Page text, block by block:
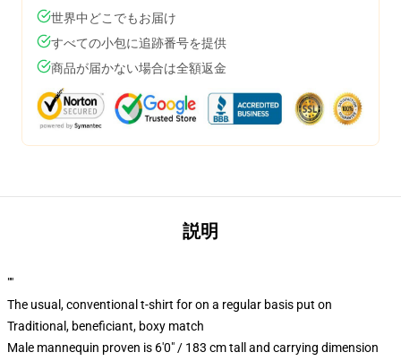
世界中どこでもお届け
すべての小包に追跡番号を提供
商品が届かない場合は全額返金
説明
""
The usual, conventional t-shirt for on a regular basis put on
Traditional, beneficiant, boxy match
Male mannequin proven is 6'0" / 183 cm tall and carrying dimension